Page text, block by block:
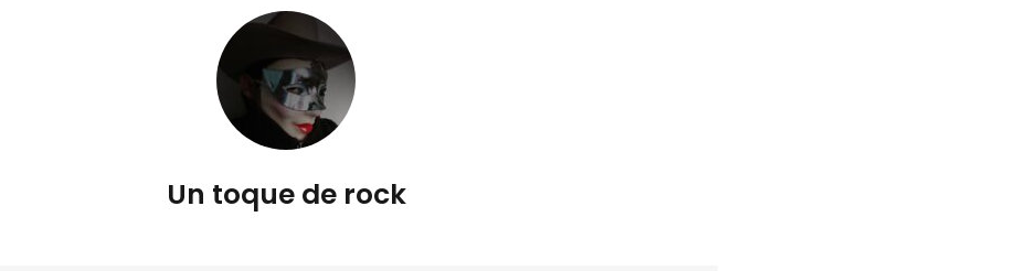
Un toque de rock